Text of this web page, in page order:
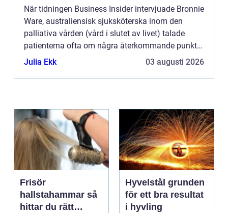
När tidningen Business Insider intervjuade Bronnie
Ware, australiensisk sjuksköterska inom den
palliativa vården (vård i slutet av livet) talade
patienterna ofta om några återkommande punkter
som de skulle göra ...
Julia Ekk 03 augusti 2026
Frisör
hallstahammar så
hittar du rätt
Hyvelstål grunden
för ett bra resultat
i hyvling